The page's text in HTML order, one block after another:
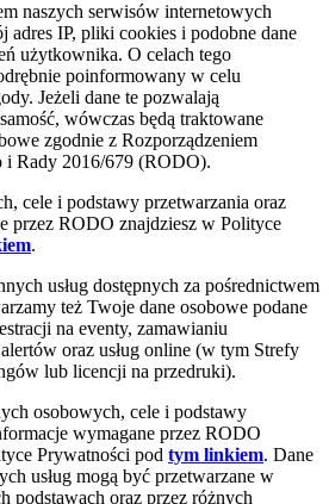
naszych serwisów internetowych
adres IP, pliki cookies i podobne dane
użytkownika. O celach tego
poinformowany w celu
Jeżeli dane te pozwalają
wówczas będą traktowane
zgodnie z Rozporządzeniem
i Rady 2016/679 (RODO).
cele i podstawy przetwarzania oraz
przez RODO znajdziesz w Polityce
.
usług dostępnych za pośrednictwem
też Twoje dane osobowe podane
na eventy, zamawianiu
oraz usług online (w tym Strefy
lub licencji na przedruki).
osobowych, cele i podstawy
wymagane przez RODO
Prywatności pod tym linkiem. Dane
usług mogą być przetwarzane w
podstawach oraz przez różnych